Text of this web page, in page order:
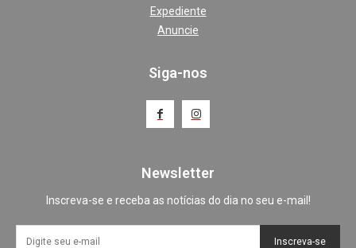
Expediente
Anuncie
Siga-nos
Newsletter
Inscreva-se e receba as notícias do dia no seu e-mail!
Inscreva-se